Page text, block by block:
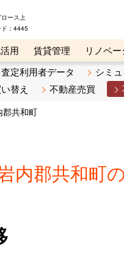
ース上
：4445
用 賃貸管理 リノベ
リビンマガジンBiz 不動産
査定利用者データ
シミ
替え 不動産売買
郡共和町
内郡共和町